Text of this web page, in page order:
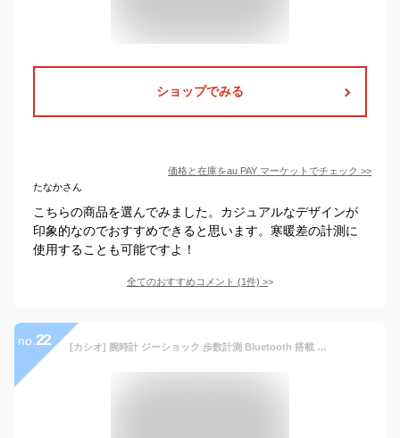
ショップでみる
価格と在庫をau PAY マーケット でチェック >>
たなかさん
こちらの商品を選んでみました。カジュアルなデザインが
印象的なのでおすすめできると思います。寒暖差の計測に
使用することも可能ですよ！
全てのおすすめコメント (1件) >
no. 22 [カシオ] 腕時計 ジーショック 歩数計測 Bluetooth 搭載 GBA-800-1AJF メンズ ブラック